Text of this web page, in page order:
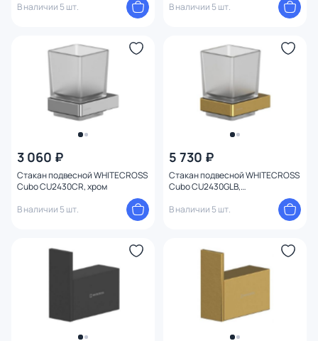
В наличии 5 шт.
В наличии 5 шт.
3 060 ₽
Стакан подвесной WHITECROSS
Cubo CU2430CR, хром
В наличии 5 шт.
5 730 ₽
Стакан подвесной WHITECROSS
Cubo CU2430GLB,
В наличии 5 шт.